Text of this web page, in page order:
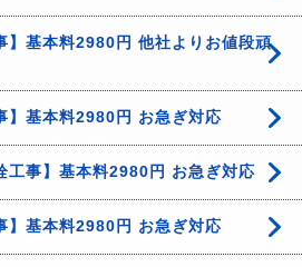
】基本料2980円 他社よりお値段頑
】基本料2980円 お急ぎ対応
工事】基本料2980円 お急ぎ対応
】基本料2980円 お急ぎ対応